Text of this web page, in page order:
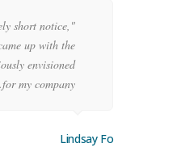
short notice,
up with the
envisioned
for my company. "
Lindsay Ford